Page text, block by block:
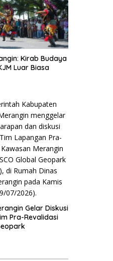
Kirab Budaya
Luar Biasa
Gelar Diskusi
Pra-Revalidasi